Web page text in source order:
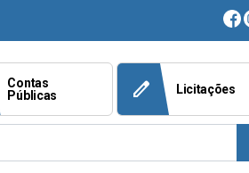
Contas
Públicas
edit Licitações